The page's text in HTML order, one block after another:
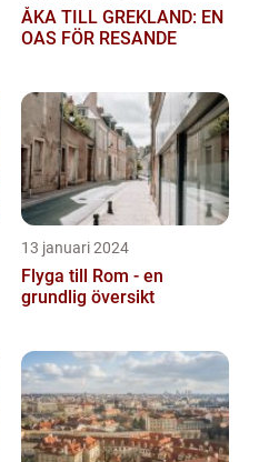
ÅKA TILL GREKLAND: EN
OAS FÖR RESANDE
13 januari 2024
Flyga till Rom - en
grundlig översikt